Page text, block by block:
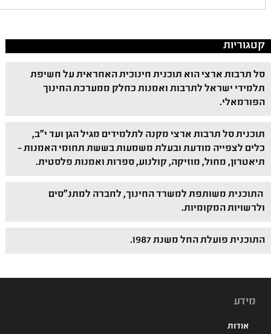
קטגוריות
סל תרבות ארצי הוא תוכנית חינוכית האחראית על חשיפת
תלמידי ישראל לתרבות ואמנות כחלק ממערכת החינוך
הפורמאלי.
תוכנית סל תרבות ארצי מקנה לתלמידים מגיל הגן ועד י"ב,
כלים לצפייה מודעת ובעלת משמעות בששת תחומי האמנות –
תיאטרון, מחול, מוזיקה, קולנוע, ספרות ואמנות פלסטית.
התוכנית משותפת למשרד החינוך, לחברה למתנ"סים
ולרשויות המקומיות.
התוכנית פועלת החל משנת 1987.
מידע
אודות